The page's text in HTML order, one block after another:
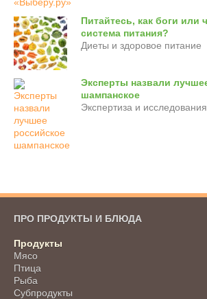
Питайтесь, как боги или
система питания?
Диеты и здоровое питание
Эксперты назвали
шампанское
Экспертиза и исследования
ПРО ПРОДУКТЫ И БЛЮДА
Продукты
Мясо
Птица
Рыба
Субпродукты